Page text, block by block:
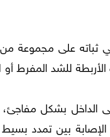
على مجموعة من
للشد المفرط
الداخل بشكل
بين تمدد